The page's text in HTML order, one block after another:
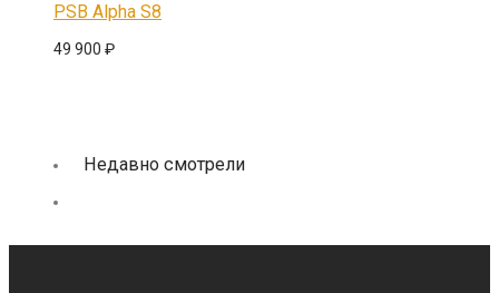
PSB Alpha S8
49 900 ₽
Недавно смотрели